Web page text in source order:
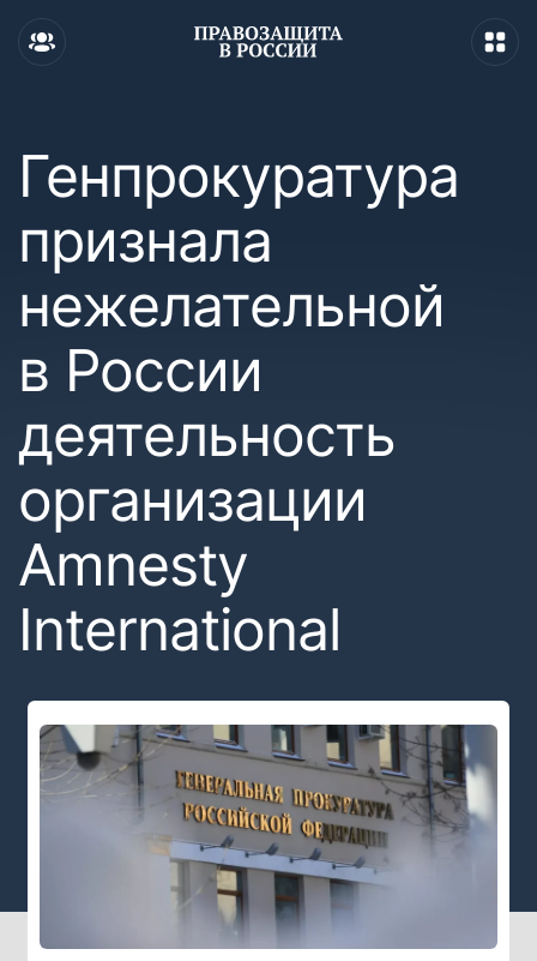
Генпрокуратура
признала
нежелательной
в России
деятельность
организации
Amnesty
International